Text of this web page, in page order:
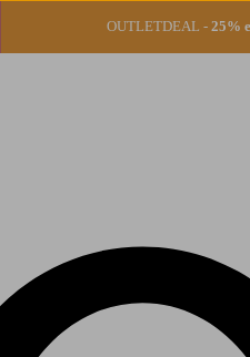
OUTLETDEAL - 25%